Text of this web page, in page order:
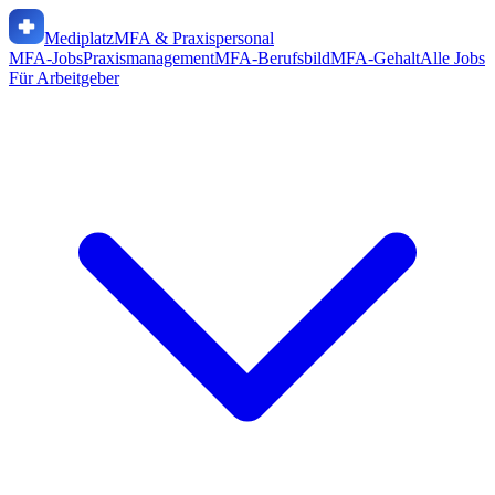
MediplatzMFA & Praxispersonal
MFA-JobsPraxismanagementMFA-BerufsbildMFA-GehaltAlle Jobs
Für Arbeitgeber